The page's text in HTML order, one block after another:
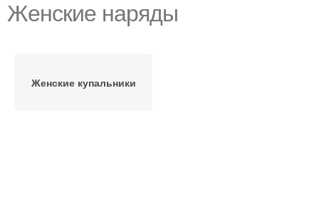
Женские наряды
Женские купальники